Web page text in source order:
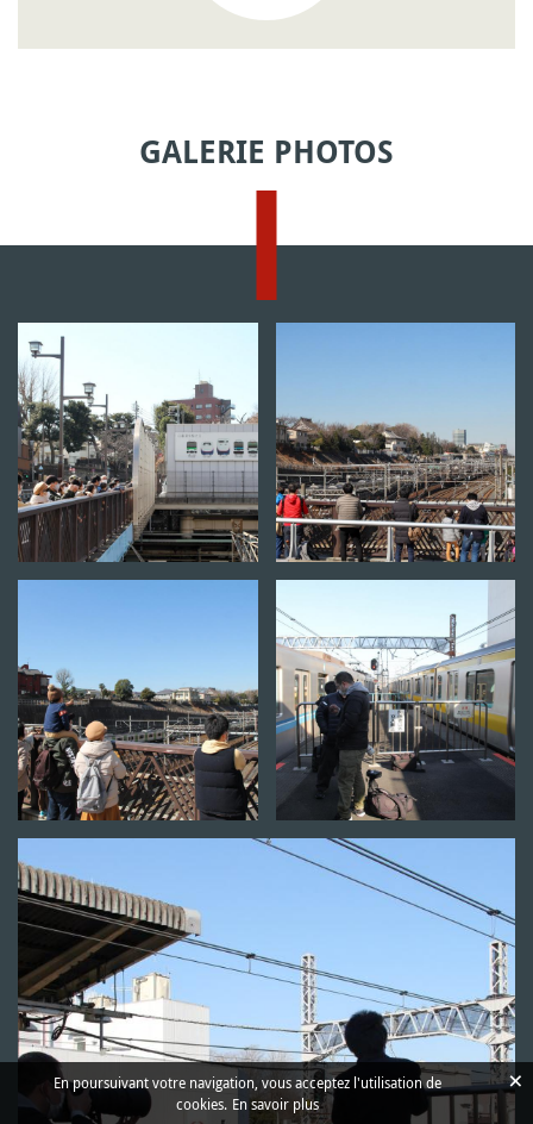
GALERIE PHOTOS
En poursuivant votre navigation, vous acceptez l'utilisation de
cookies. En savoir plus
×